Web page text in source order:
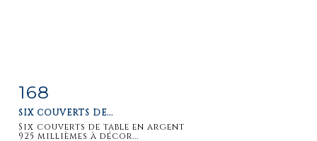
Fiche
détaillée
168
SIX COUVERTS DE...
Six couverts de table en argent
925 millièmes à décor...